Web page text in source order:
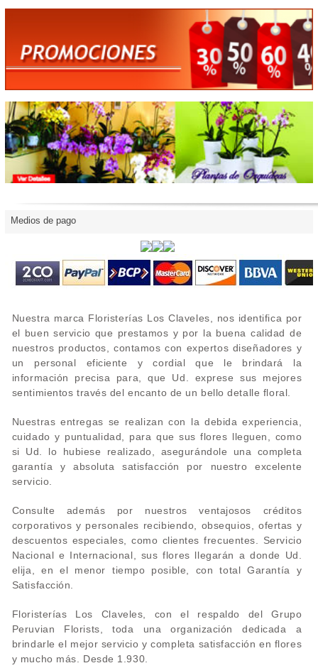
Medios de pago
Nuestra marca Floristerías Los Claveles, nos identifica por
el buen servicio que prestamos y por la buena calidad de
nuestros productos, contamos con expertos diseñadores y
un personal eficiente y cordial que le brindará la
información precisa para, que Ud. exprese sus mejores
sentimientos través del encanto de un bello detalle floral.
Nuestras entregas se realizan con la debida experiencia,
cuidado y puntualidad, para que sus flores lleguen, como
si Ud. lo hubiese realizado, asegurándole una completa
garantía y absoluta satisfacción por nuestro excelente
servicio.
Consulte además por nuestros ventajosos créditos
corporativos y personales recibiendo, obsequios, ofertas y
descuentos especiales, como clientes frecuentes. Servicio
Nacional e Internacional, sus flores llegarán a donde Ud.
elija, en el menor tiempo posible, con total Garantía y
Satisfacción.
Floristerías Los Claveles, con el respaldo del Grupo
Peruvian Florists, toda una organización dedicada a
brindarle el mejor servicio y completa satisfacción en flores
y mucho más. Desde 1.930.